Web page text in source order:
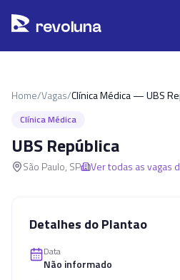
revoluna
Home/Vagas/Clínica Médica — UBS
Clínica Médica
UBS República
São Paulo, SP Ver todas as vagas
Detalhes do Plantao
Data
Não informado